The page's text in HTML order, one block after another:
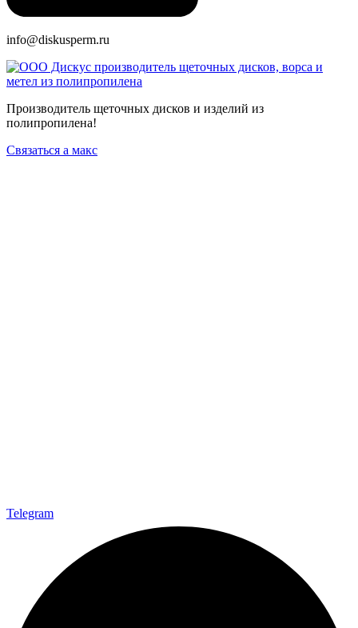
info@diskusperm.ru
Производитель щеточных дисков и изделий из
полипропилена!
Связаться а макс
Telegram